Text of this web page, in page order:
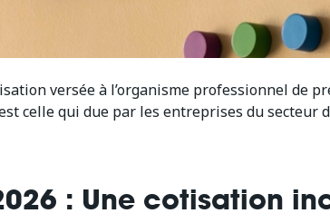
versée à l’organisme professionnel de
celle qui due par les entreprises du secteur
: Une cotisation